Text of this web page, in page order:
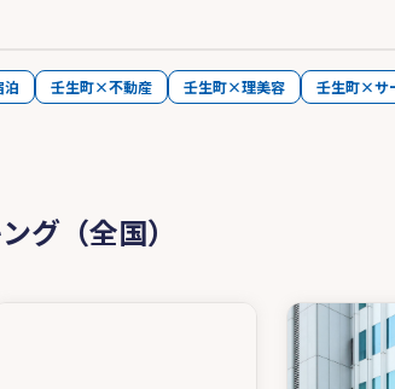
壬生町×不動産 壬生町×理美容 壬生町×サ
グ（全国）